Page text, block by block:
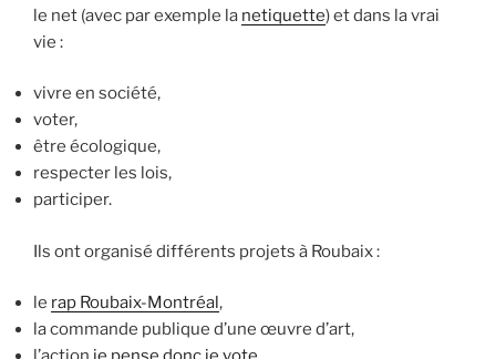
le net (avec par exemple la netiquette) et dans la vrai
vie :
vivre en société,
voter,
être écologique,
respecter les lois,
participer.
Ils ont organisé différents projets à Roubaix :
le rap Roubaix-Montréal,
la commande publique d’une œuvre d’art,